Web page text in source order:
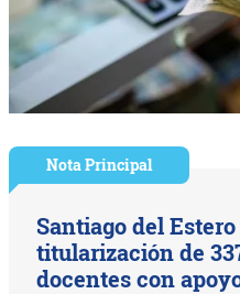
Nota Principal
Santiago del
titularización de
docentes con